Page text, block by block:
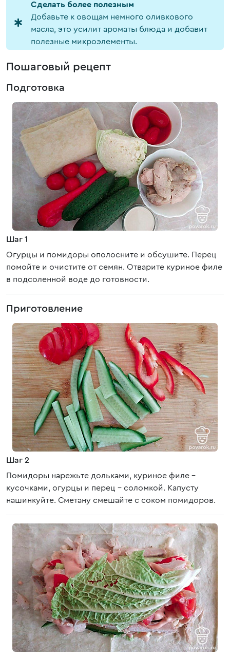
Cделать более полезным
Добавьте к овощам немного оливкового
масла, это усилит ароматы блюда и добавит
полезные микроэлементы.
Пошаговый рецепт
Подготовка
Шаг 1
Огурцы и помидоры ополосните и обсушите. Перец
помойте и очистите от семян. Отварите куриное филе
в подсоленной воде до готовности.
Приготовление
Шаг 2
Помидоры нарежьте дольками, куриное филе –
кусочками, огурцы и перец - соломкой. Капусту
нашинкуйте. Сметану смешайте с соком помидоров.